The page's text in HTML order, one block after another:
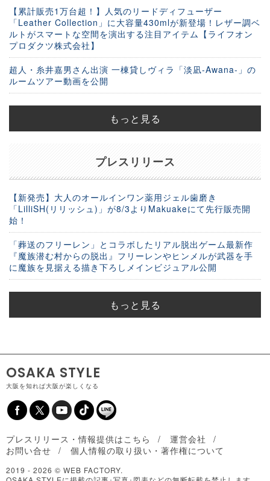
【累計販売1万台超！】人気のリードディフューザー
「Leather Collection」に大容量430mlが新登場！レザー調ベ
ルトがスマートな空間を演出する注目アイテム【ライフオン
プロダクツ株式会社】
超人・糸井嘉男さん出演 一棟貸しヴィラ「淡凪-Awana-」の
ルームツアー動画を公開
もっと見る
プレスリリース
【新発売】大人のオールインワン薬用ジェル歯磨き
「LilliSH(リリッシュ)」が8/3よりMakuakeにて先行販売開
始！
「葬送のフリーレン」とコラボしたリアル脱出ゲーム最新作
『魔族潜む村からの脱出』フリーレンやヒンメルが武器を手
に魔族を見据える描き下ろしメインビジュアル公開
もっと見る
OSAKA STYLE
大阪を知れば大阪が楽しくなる
プレスリリース・情報提供はこちら
運営会社
お問い合せ
個人情報の取り扱い・著作権について
2019 - 2026 © WEB FACTORY.